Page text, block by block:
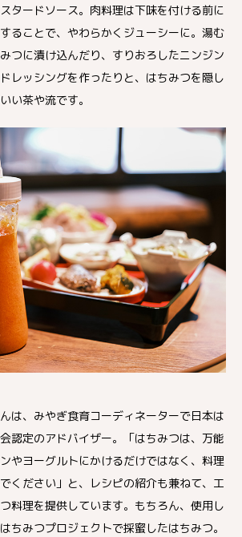
タードソース。肉料理は下味を付ける前に
ることで、やわらかくジューシーに。湯む
つに漬け込んだり、すりおろしたニンジン
レッシングを作ったりと、はちみつを隠し
い茶や流です。
は、みやぎ食育コーディネーターで日本は
認定のアドバイザー。「はちみつは、万能
やヨーグルトにかけるだけではなく、料理
ください」と、レシピの紹介も兼ねて、工
料理を提供しています。もちろん、使用し
ちみつプロジェクトで採蜜したはちみつ。